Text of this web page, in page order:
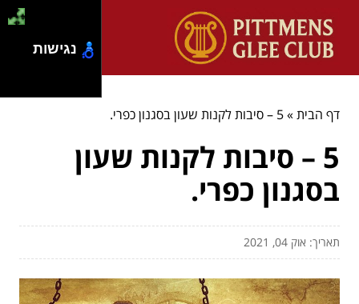
דף הבית»5 – סיבות לקנות שעון בסגנון כפרי.
5 – סיבות לקנות שעון
בסגנון כפרי.
תאריך: אוק 04, 2021
נגישות